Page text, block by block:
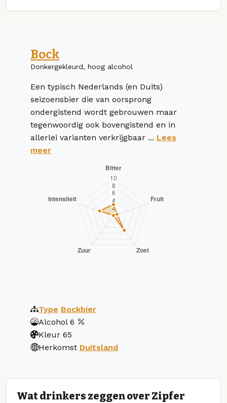
Bock
Donkergekleurd, hoog alcohol
Een typisch Nederlands (en Duits)
seizoensbier die van oorsprong
ondergistend wordt gebrouwen maar
tegenwoordig ook bovengistend en in
allerlei varianten verkrijgbaar ... Lees
meer
Type Bockbier
Alcohol 6
Kleur 65
Herkomst Duitsland
Wat drinkers zeggen over Zipfer